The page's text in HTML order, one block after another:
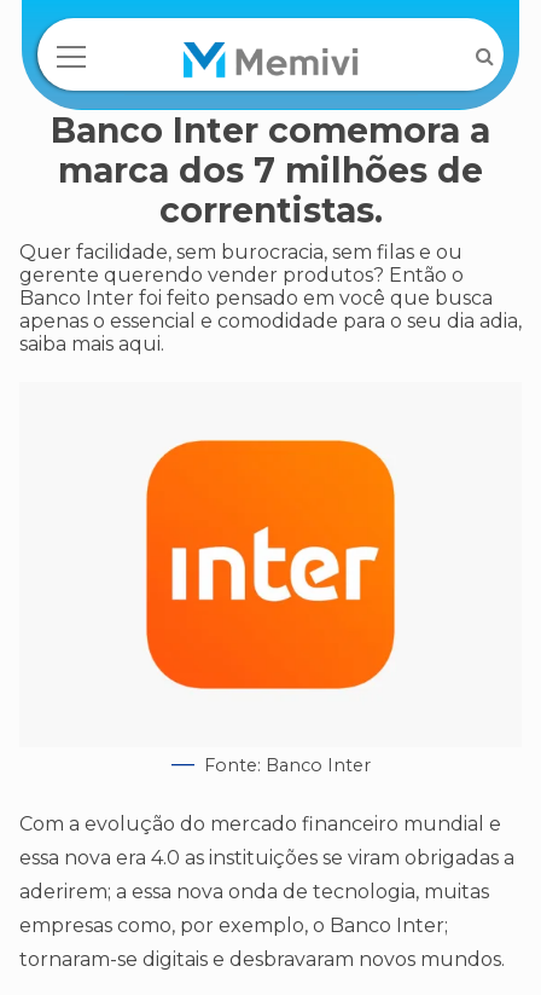
Banco Inter comemora a
marca dos 7 milhões de
correntistas.
Quer facilidade, sem burocracia, sem filas e ou
gerente querendo vender produtos? Então o
Banco Inter foi feito pensado em você que busca
apenas o essencial e comodidade para o seu dia adia,
saiba mais aqui.
Fonte: Banco Inter
Com a evolução do mercado financeiro mundial e
essa nova era 4.0 as instituições se viram obrigadas a
aderirem; a essa nova onda de tecnologia, muitas
empresas como, por exemplo, o Banco Inter;
tornaram-se digitais e desbravaram novos mundos.